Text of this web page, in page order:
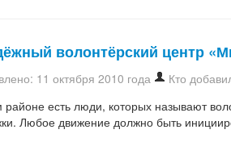
волонтёрский центр
11 октября 2010 года Кто
есть люди, которых называют
Любое движение должно быть